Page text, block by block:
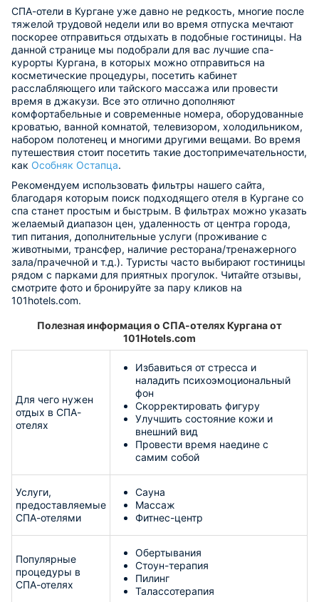
СПА-отели в Кургане уже давно не редкость, многие после
тяжелой трудовой недели или во время отпуска мечтают
поскорее отправиться отдыхать в подобные гостиницы. На
данной странице мы подобрали для вас лучшие спа-
курорты Кургана, в которых можно отправиться на
косметические процедуры, посетить кабинет
расслабляющего или тайского массажа или провести
время в джакузи. Все это отлично дополняют
комфортабельные и современные номера, оборудованные
кроватью, ванной комнатой, телевизором, холодильником,
набором полотенец и многими другими вещами. Во время
путешествия стоит посетить такие достопримечательности,
как Особняк Остапца.
Рекомендуем использовать фильтры нашего сайта,
благодаря которым поиск подходящего отеля в Кургане со
спа станет простым и быстрым. В фильтрах можно указать
желаемый диапазон цен, удаленность от центра города,
тип питания, дополнительные услуги (проживание с
животными, трансфер, наличие ресторана/тренажерного
зала/прачечной и т.д.). Туристы часто выбирают гостиницы
рядом с парками для приятных прогулок. Читайте отзывы,
смотрите фото и бронируйте за пару кликов на
101hotels.com.
Полезная информация о СПА-отелях Кургана от
101Hotels.com
Для чего нужен
отдых в СПА-
отелях
Избавиться от стресса и
наладить психоэмоциональный
фон
Скорректировать фигуру
Улучшить состояние кожи и
внешний вид
Провести время наедине с
самим собой
Услуги,
предоставляемые
СПА-отелями
Сауна
Массаж
Фитнес-центр
Популярные
процедуры в
СПА-отелях
Обертывания
Стоун-терапия
Пилинг
Талассотерапия